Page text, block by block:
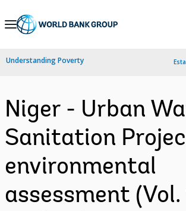
Skip
Navigation
Understanding Poverty
Niger - Urban
Sanitation
environmental
assessment (Vol.